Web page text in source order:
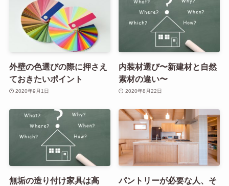
外壁の色選びの際に押さえ
ておきたいポイント
2020年9月1日
内装材選び〜新建材と自然
素材の違い〜
2020年8月22日
無垢の造り付け家具は高
パントリーが必要な人、そ